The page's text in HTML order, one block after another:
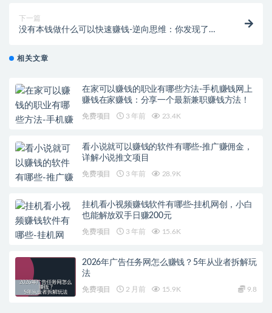
下一篇
没有本钱做什么可以快速赚钱-逆向思维：你发现了
相关文章
在家可以赚钱的职业有哪些方法-手机赚钱网上
赚钱在家赚钱：分享一个最新兼职赚钱方法！
免费项目 3 年前 23.4K
看小说就可以赚钱的软件有哪些-推广赚佣金，
详解小说推文项目
免费项目 3 年前 28.9K
挂机看小视频赚钱软件有哪些-挂机网创，小白
也能解放双手日赚200元
免费项目 3 年前 15.6K
2026年广告任务网怎么赚钱？5年从业者拆解玩
法
免费项目 2 月前 15.9K 9.8